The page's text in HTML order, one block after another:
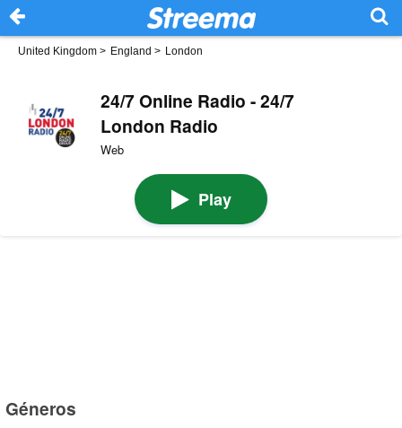
United Kingdom > England > London
24/7 Online Radio - 24/7
London Radio
Web
Play
Géneros